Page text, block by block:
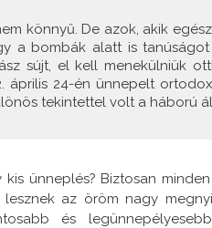
könnyű. De azok, akik
a bombák alatt is
sújt, el kell menekülniük
április 24-én ünnepelt
tekintettel volt a háború
ünneplés? Biztosan
az öröm nagy
és